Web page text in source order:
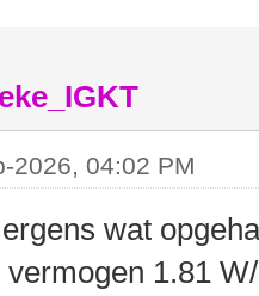
2026, 04:02 PM
wat
vermogen 1.81